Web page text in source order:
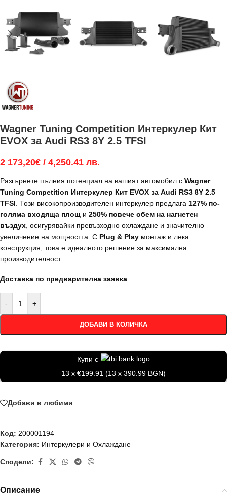
Wagner Tuning Competition Интеркулер Кит
EVOX за Audi RS3 8Y 2.5 TFSI
2 173,20€ / 4,250.41 лв.
Разгърнете пълния потенциал на вашият автомобил с Wagner
Tuning Competition Интеркулер Кит EVOX за Audi RS3 8Y 2.5
TFSI . Този високопроизводителен интеркулер предлага 127% по-
голяма входяща площ и 250% повече обем на нагнетен
въздух , осигурявайки превъзходно охлаждане и значително
увеличение на мощността. С Plug & Play монтаж и лека
конструкция, това е идеалното решение за максимална
производителност.
Доставка по предварителна заявка
- +
ДОБАВИ В КОЛИЧКА
Купи с
13 x €199.91 (13 x 390.99 BGN)
Добави в любими
Код: 200001194
Категория: Интеркулери и Охлаждане
Сподели:
Описание